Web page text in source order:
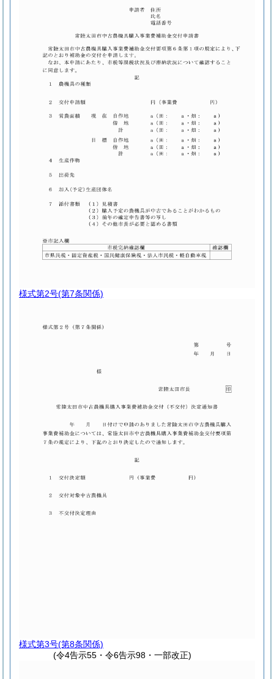
様式第2号(第7条関係)
様式第3号(第8条関係)
(令4告示55・令6告示98・一部改正)